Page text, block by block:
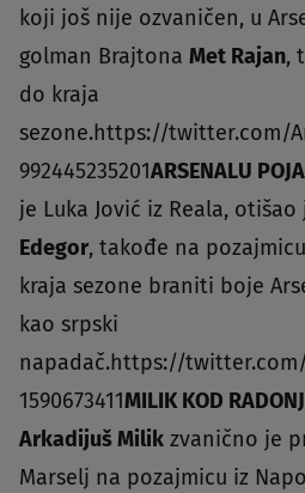
koji još nije ozvaničen, u
golman Brajtona Met Rajan,
do kraja
sezone.https://twitter.com/
992445235201ARSENALU
je Luka Jović iz Reala,
Edegor, takođe na
kraja sezone braniti boje
kao srpski
napadač.https://twitter.com/
1590673411MILIK KOD
Arkadijuš Milik zvanično je
Marselj na pozajmicu iz